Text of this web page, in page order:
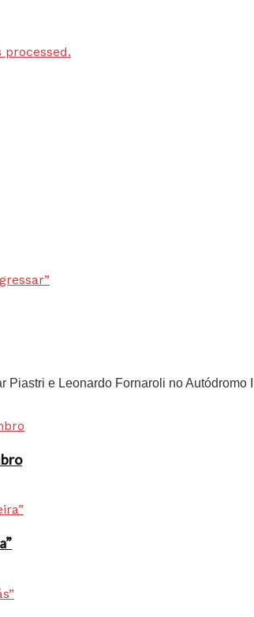
e Leonardo Fornaroli no Autódromo